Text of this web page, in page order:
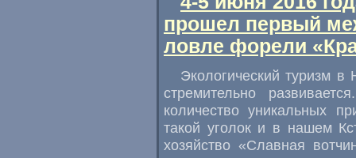
прошел первый
ловле форели
Экологический туризм
стремительно
количество уникальных
такой уголок и в нашем
хозяйство «Славная